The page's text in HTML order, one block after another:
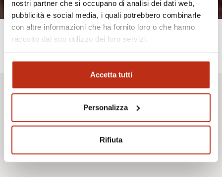
nostri partner che si occupano di analisi dei dati web,
pubblicità e social media, i quali potrebbero combinarle
con altre informazioni che ha fornito loro o che hanno
raccolto dal suo utilizzo dei loro servizi.
Accetta tutti
Personalizza
Rifiuta
Description
Les chambres quadruples de l’hôtel Silver vous permettront de
profiter pleinement de vos journées ensoleillées et relaxantes.
Entièrement rénovées, elles sont meublées de manière